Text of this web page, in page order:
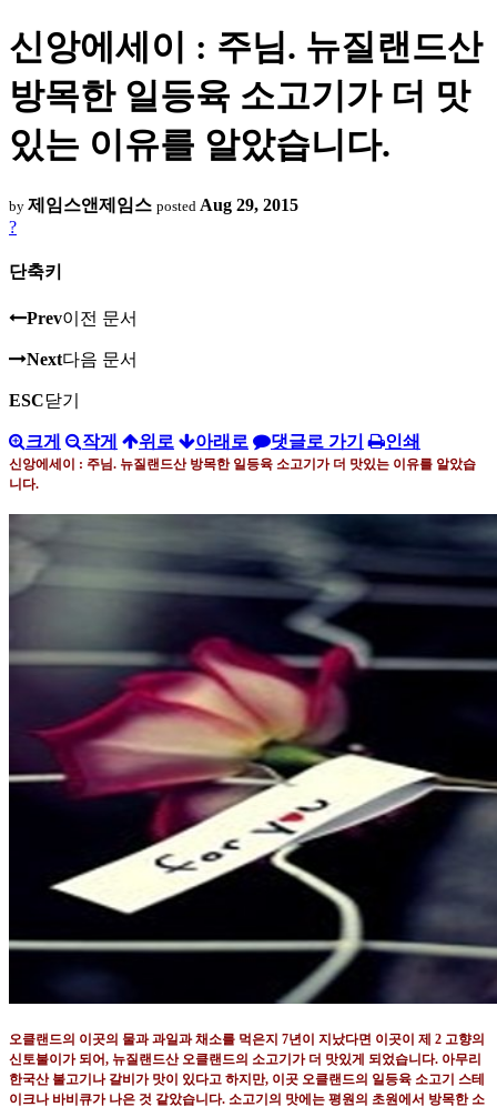
신앙에세이 : 주님. 뉴질랜드산
방목한 일등육 소고기가 더 맛
있는 이유를 알았습니다.
by 제임스앤제임스 posted Aug 29, 2015
?
단축키
Prev이전 문서
Next다음 문서
ESC닫기
크게 작게 위로 아래로 댓글로 가기 인쇄
신앙에세이 : 주님. 뉴질랜드산 방목한 일등육 소고기가 더 맛있는 이유를 알았습
니다.
오클랜드의 이곳의 물과 과일과 채소를 먹은지 7년이 지났다면 이곳이 제 2 고향의
신토불이가 되어, 뉴질랜드산 오클랜드의 소고기가 더 맛있게 되었습니다. 아무리
한국산 불고기나 갈비가 맛이 있다고 하지만, 이곳 오클랜드의 일등육 소고기 스테
이크나 바비큐가 나은 것 같았습니다. 소고기의 맛에는 평원의 초원에서 방목한 소